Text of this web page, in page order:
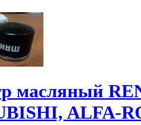
масляный
ALFA-